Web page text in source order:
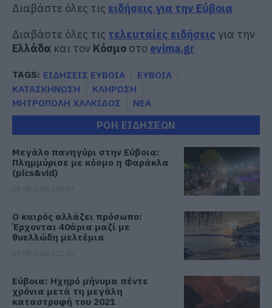
Διαβάστε όλες τις ειδήσεις για την Εύβοια
Διαβάστε όλες τις τελευταίες ειδήσεις για την
Ελλάδα και τον Κόσμο στο evima.gr
TAGS: ΕΙΔΗΣΕΙΣ ΕΥΒΟΙΑ
ΕΥΒΟΙΑ
ΚΑΤΑΣΚΗΝΩΣΗ
ΚΛΗΡΩΣΗ
ΜΗΤΡΟΠΟΛΗ ΧΑΛΚΙΔΟΣ
ΝΕΑ
ΡΟΗ ΕΙΔΗΣΕΩΝ
Μεγάλο πανηγύρι στην Εύβοια:
Πλημμύρισε με κόσμο η Φαράκλα
(pics&vid)
Ο καιρός αλλάζει πρόσωπο:
Έρχονται 40άρια μαζί με
θυελλώδη μελτέμια
Εύβοια: Ηχηρό μήνυμα πέντε
χρόνια μετά τη μεγάλη
καταστροφή του 2021